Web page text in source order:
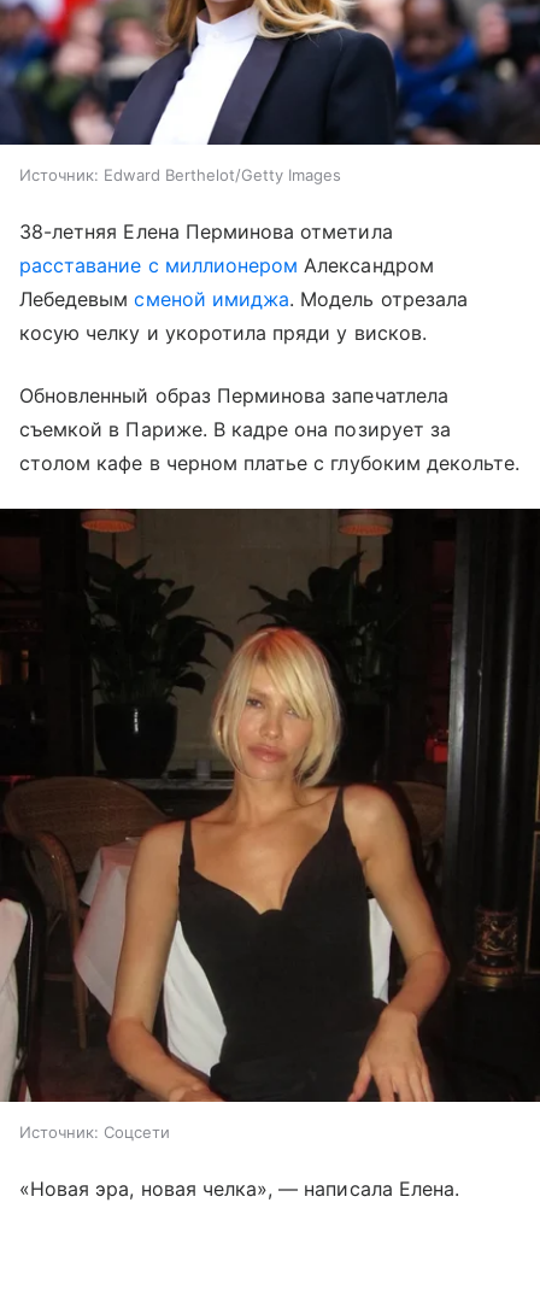
Источник: Edward Berthelot/Getty Images
38-летняя Елена Перминова отметила
расставание с миллионером Александром
Лебедевымсменой имиджа. Модель отрезала
косую челку и укоротила пряди у висков.
Обновленный образ Перминова запечатлела
съемкой в Париже. В кадре она позирует за
столом кафе в черном платье с глубоким декольте.
Источник: Соцсети
«Новая эра, новая челка», — написала Елена.